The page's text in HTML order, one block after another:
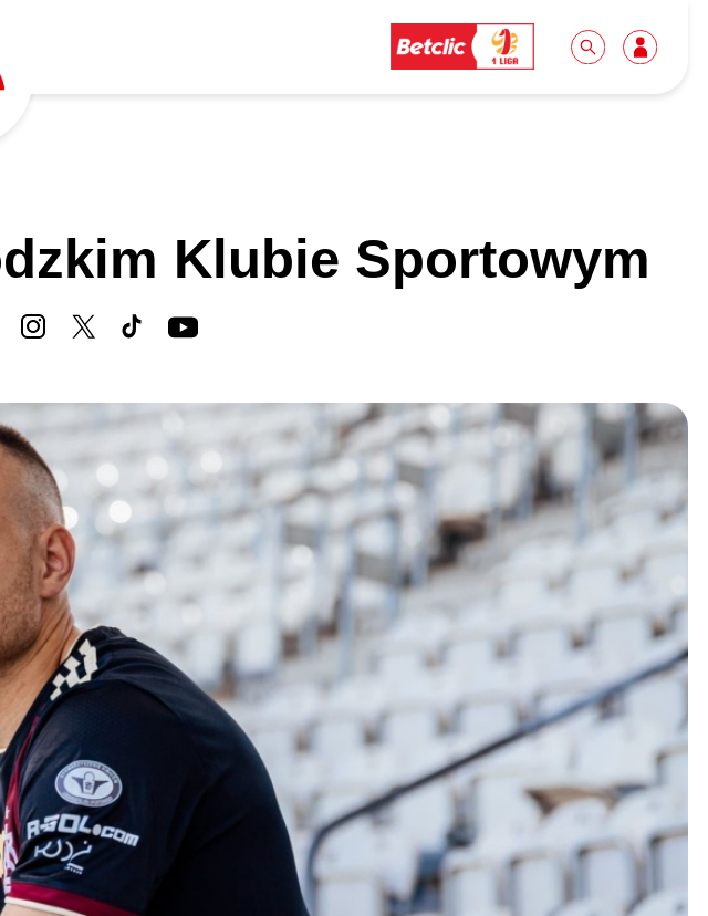
ŁKS
Bilety VIP/Skybox
Oferta komercyjna
Ełkaesiacki Klub
Urodziny w Skybox
Biuro prasowe
Do pobrania
Idę pierwszy raz!
Wycieczki
Wolontariat
Patronite
Kolorowanki
Klubie Sportowym